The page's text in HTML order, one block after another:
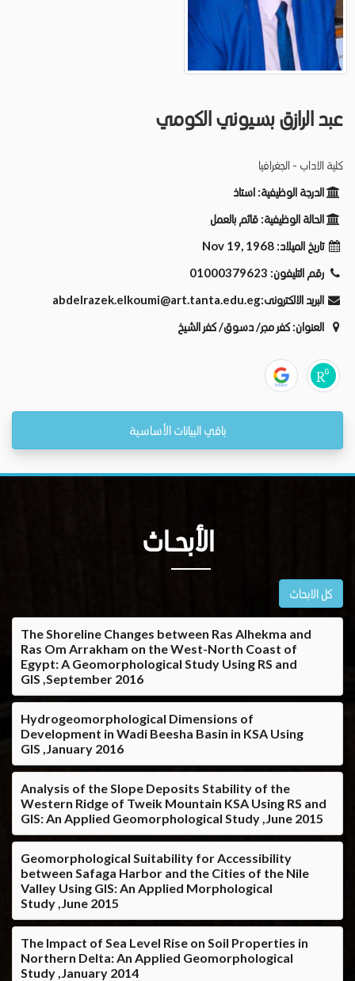
عبد الرازق بسيوني الكومي
كلية الاداب - الجغرافيا
الدرجة الوظيفية: استاذ
الحالة الوظيفية: قائم بالعمل
تاريخ الميلاد: Nov 19, 1968
رقم التليفون: 01000379623
البريد الالكترونى:abdelrazek.elkoumi@art.tanta.edu.eg
العنوان:كفر مجر/ دسوق/ كفر الشيخ
باقي البيانات الأساسية
الأبحــاث
كل الابحاث
The Shoreline Changes between Ras Alhekma and
Ras Om Arrakham on the West-North Coast of
Egypt: A Geomorphological Study Using RS and
GIS ,September 2016
Hydrogeomorphological Dimensions of
Development in Wadi Beesha Basin in KSA Using
GIS ,January 2016
Analysis of the Slope Deposits Stability of the
Western Ridge of Tweik Mountain KSA Using RS and
GIS: An Applied Geomorphological Study ,June 2015
Geomorphological Suitability for Accessibility
between Safaga Harbor and the Cities of the Nile
Valley Using GIS: An Applied Morphological
Study ,June 2015
The Impact of Sea Level Rise on Soil Properties in
Northern Delta: An Applied Geomorphological
Study ,January 2014